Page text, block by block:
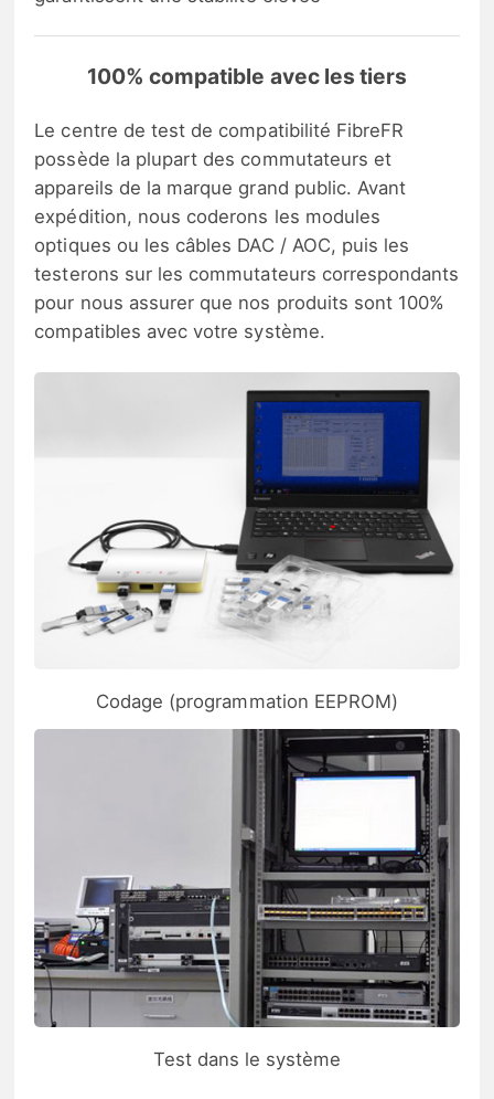
100% compatible avec les tiers
Le centre de test de compatibilité FibreFR
possède la plupart des commutateurs et
appareils de la marque grand public. Avant
expédition, nous coderons les modules
optiques ou les câbles DAC / AOC, puis les
testerons sur les commutateurs correspondants
pour nous assurer que nos produits sont 100%
compatibles avec votre système.
Codage (programmation EEPROM)
Test dans le système